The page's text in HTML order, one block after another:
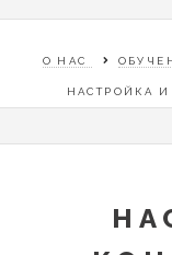
О НАС
НАСТРОЙКА И